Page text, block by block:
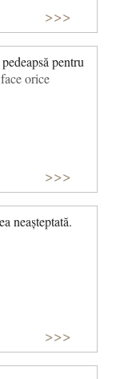
>>>
pentru
orice
>>>
neașteptată.
>>>